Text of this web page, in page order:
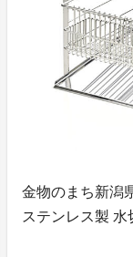
金物のまち新潟
ステンレス製 水